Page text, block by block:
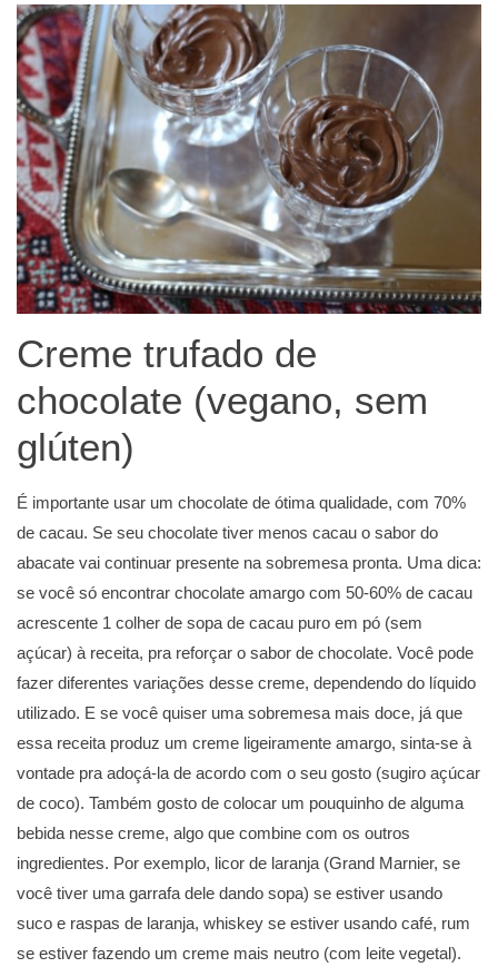
Creme trufado de
chocolate (vegano, sem
glúten)
É importante usar um chocolate de ótima qualidade, com 70%
de cacau. Se seu chocolate tiver menos cacau o sabor do
abacate vai continuar presente na sobremesa pronta. Uma dica:
se você só encontrar chocolate amargo com 50-60% de cacau
acrescente 1 colher de sopa de cacau puro em pó (sem
açúcar) à receita, pra reforçar o sabor de chocolate. Você pode
fazer diferentes variações desse creme, dependendo do líquido
utilizado. E se você quiser uma sobremesa mais doce, já que
essa receita produz um creme ligeiramente amargo, sinta-se à
vontade pra adoçá-la de acordo com o seu gosto (sugiro açúcar
de coco). Também gosto de colocar um pouquinho de alguma
bebida nesse creme, algo que combine com os outros
ingredientes. Por exemplo, licor de laranja (Grand Marnier, se
você tiver uma garrafa dele dando sopa) se estiver usando
suco e raspas de laranja, whiskey se estiver usando café, rum
se estiver fazendo um creme mais neutro (com leite vegetal).